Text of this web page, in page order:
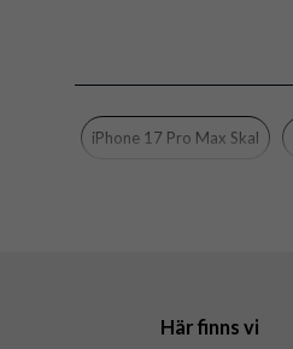
Färg
Material
iPhone 17 Pro Max Skal
Här finns vi